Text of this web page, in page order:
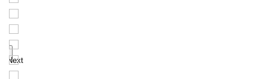
Next